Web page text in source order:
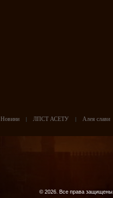
Новини | ЛПСТ АСЕТУ | Алея слави
© 2026. Все права защищены.